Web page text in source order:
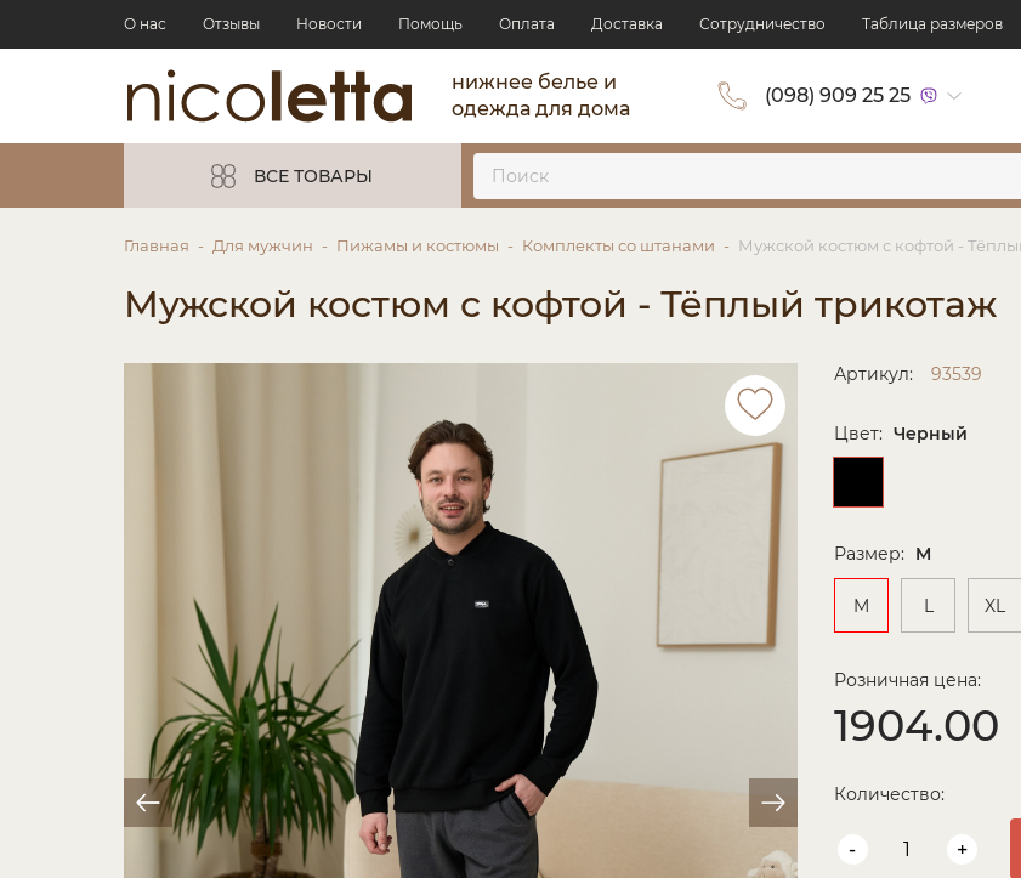
О нас Отзывы Новости Помощь Оплата Доставка Сотрудничество Таблица размеров
нижнее белье и
одежда для дома
(098) 909 25 25
ВСЕ ТОВАРЫ
Главная Для мужчин Пижамы и костюмы Комплекты со штанами Мужской костюм с кофтой -
Мужской костюм с кофтой - Тёплый трикотаж
Артикул: 93539
Цвет: Черный
Размер: M
M L XL
Розничная цена:
1904.00
Количество:
- +